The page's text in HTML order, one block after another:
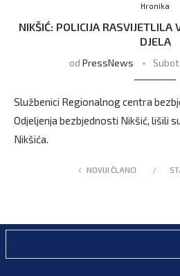
Hronika
NIKŠIĆ: POLICIJA RASVIJETLILA
DJELA
od PressNews
Službenici Regionalnog centra
Odjeljenja bezbjednosti Nikšić, lišili
Nikšića.
NOVIJI ČLANCI